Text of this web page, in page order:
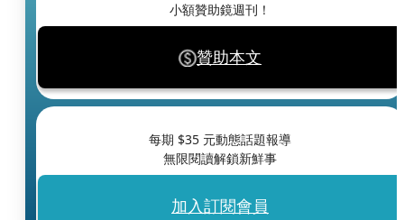
小額贊助鏡週刊！
贊助本文
每期 $35 元動態話題報導
無限閱讀解鎖新鮮事
加入訂閱會員